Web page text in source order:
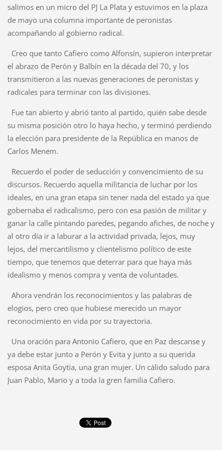
salimos en un micro del PJ La Plata y estuvimos en la plaza
de mayo una columna importante de peronistas
acompañando al gobierno radical.
Creo que tanto Cafiero como Alfonsín, supieron interpretar
el abrazo de Perón y Balbín en la década del 70, y los
transmitieron a las nuevas generaciones de peronistas y
radicales para terminar con las divisiones.
Fue tan abierto y abrió tanto al partido, quién sabe desde
su misma posición otro lo haya hecho, y terminó perdiendo
la elección para presidente de la República en manos de
Carlos Menem.
Recuerdo el poder de seducción y convencimiento de su
discursos. Recuerdo aquella militancia de luchar por los
ideales, en una gran etapa sin tener nada del estado ya que
gobernaba el radicalismo, pero con esa pasión de militar y
ganar la calle pintando paredes, pegando afiches, de noche y
al otro día ir a laburar a la actividad privada, lejos, muy
lejos, del mercantilismo y clientelismo político de este
tiempo, que tenemos que deterrar para que haya más
idealismo y menos compra y venta de voluntades.
Ahora vendrán los reconocimientos y las palabras de
elogios, pero creo que hubiese merecido un mayor
reconocimiento en vida por su trayectoria.
Una oración para Antonio Cafiero, que en Paz descanse y
ya debe estar junto a Perón y Evita y junto a su querida
esposa Anita Goytia, una gran mujer. Un cálido saludo para
Juan Pablo, Mario y a toda la gren familia Cafiero.